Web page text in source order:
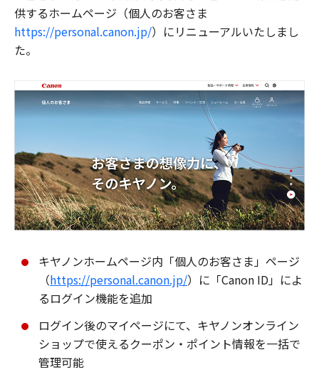
供するホームページ（個人のお客さま
https://personal.canon.jp/）にリニューアルいたしまし
た。
キヤノンホームページ内「個人のお客さま」ページ
（https://personal.canon.jp/）に「Canon ID」によ
るログイン機能を追加
ログイン後のマイページにて、キヤノンオンライン
ショップで使えるクーポン・ポイント情報を一括で
管理可能